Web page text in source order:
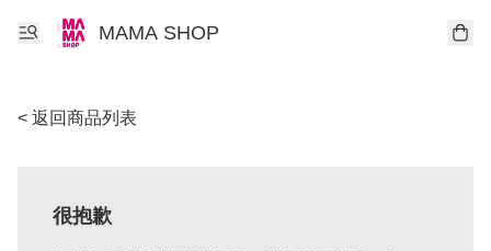
MAMA SHOP
< 返回商品列表
很抱歉